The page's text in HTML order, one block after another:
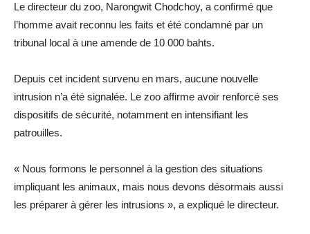
Le directeur du zoo, Narongwit Chodchoy, a confirmé que
l’homme avait reconnu les faits et été condamné par un
tribunal local à une amende de 10 000 bahts.
Depuis cet incident survenu en mars, aucune nouvelle
intrusion n’a été signalée. Le zoo affirme avoir renforcé ses
dispositifs de sécurité, notamment en intensifiant les
patrouilles.
« Nous formons le personnel à la gestion des situations
impliquant les animaux, mais nous devons désormais aussi
les préparer à gérer les intrusions », a expliqué le directeur.